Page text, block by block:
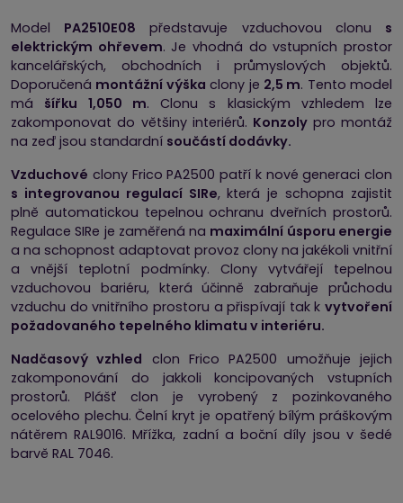
Model PA2510E08 představuje vzduchovou clonu s
elektrickým ohřevem. Je vhodná do vstupních prostor
kancelářských, obchodních i průmyslových objektů.
Doporučená montážní výška clony je 2,5 m. Tento model
má šířku 1,050 m. Clonu s klasickým vzhledem lze
zakomponovat do většiny interiérů. Konzoly pro montáž
na zeď jsou standardní součástí dodávky.
Vzduchové clony Frico PA2500 patří k nové generaci clon
s integrovanou regulací SIRe, která je schopna zajistit
plně automatickou tepelnou ochranu dveřních prostorů.
Regulace SIRe je zaměřená na maximální úsporu energie
a na schopnost adaptovat provoz clony na jakékoli vnitřní
a vnější teplotní podmínky. Clony vytvářejí tepelnou
vzduchovou bariéru, která účinně zabraňuje průchodu
vzduchu do vnitřního prostoru a přispívají tak k vytvoření
požadovaného tepelného klimatu v interiéru.
Nadčasový vzhled clon Frico PA2500 umožňuje jejich
zakomponování do jakkoli koncipovaných vstupních
prostorů. Plášť clon je vyrobený z pozinkovaného
ocelového plechu. Čelní kryt je opatřený bílým práškovým
nátěrem RAL9016. Mřížka, zadní a boční díly jsou v šedé
barvě RAL 7046.